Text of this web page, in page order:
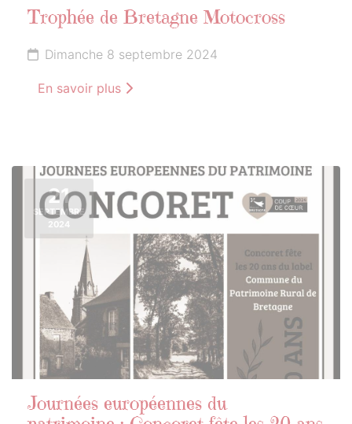
Trophée de Bretagne Motocross
Dimanche 8 septembre 2024
En savoir plus
21
SEPTEMBRE
2024
Journées européennes du